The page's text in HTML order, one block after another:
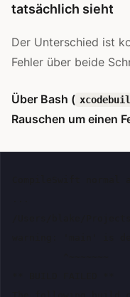
tatsächlich sieht
Der Unterschied ist
Fehler über beide
Über Bash (
Rauschen um einen